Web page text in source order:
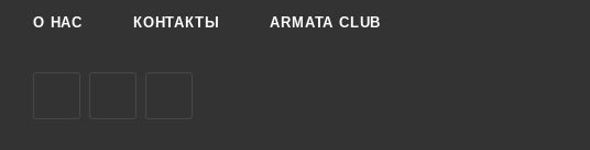
О НАС КОНТАКТЫ ARMATA CLUB